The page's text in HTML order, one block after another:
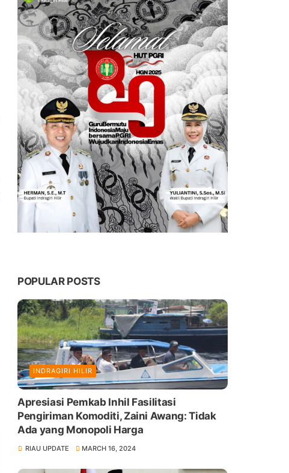
POPULAR POSTS
INDRAGIRI HILIR
Apresiasi Pemkab Inhil Fasilitasi
Pengiriman Komoditi, Zaini Awang: Tidak
Ada yang Monopoli Harga
RIAU UPDATE MARCH 16, 2024